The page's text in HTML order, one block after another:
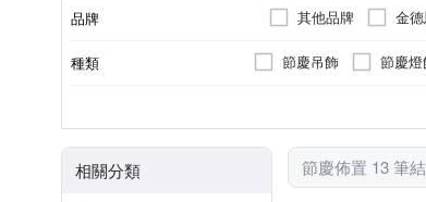
品牌 其他品牌 金德
種類 節慶吊飾 節慶
相關分類 節慶佈置 13 筆